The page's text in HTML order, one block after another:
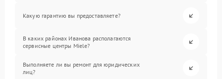
Какую гарантию вы предоставляете?
В каких районах Иванова располагаются
сервисные центры Miele?
Выполняете ли вы ремонт для юридических
лиц?